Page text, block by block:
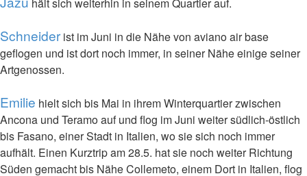
Schneiderist im Juni in die Nähe von aviano air base
geflogen und ist dort noch immer, in seiner Nähe einige seiner
Artgenossen.
Emilie hielt sich bis Mai in ihrem Winterquartier zwischen
Ancona und Teramo auf und flog im Juni weiter südlich-östlich
bis Fasano, einer Stadt in Italien, wo sie sich noch immer
aufhält. Einen Kurztrip am 28.5. hat sie noch weiter Richtung
Süden gemacht bis Nähe Collemeto, einem Dort in Italien, flog